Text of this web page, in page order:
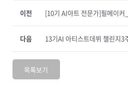
이전 [10기 AI아트 전문가]필메이커
13기AI 아티스트데뷔 챌린지3
다음
목록보기